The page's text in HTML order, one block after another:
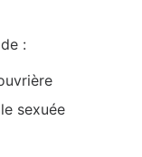
:
sexuée